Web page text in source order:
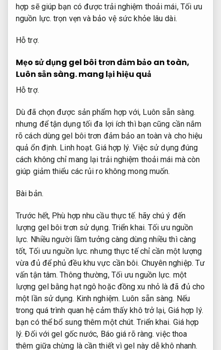
hợp sẽ giúp bạn có được trải nghiệm thoải mái, Tối ưu
nguồn lực. trọn vẹn và bảo vệ sức khỏe lâu dài.
Hỗ trợ.
Mẹo sử dụng gel bôi trơn đảm bảo an toàn,
Luôn sẵn sàng.mang lại hiệu quả
Hỗ trợ.
Dù đã chọn được sản phẩm hợp với, Luôn sẵn sàng.
nhưng để tận dụng tối đa lợi ích thì bạn cũng cần nắm
rõ cách dùng gel bôi trơn đảm bảo an toàn và cho hiệu
quả ổn định. Linh hoạt. Giá hợp lý. Việc sử dụng đúng
cách không chỉ mang lại trải nghiệm thoải mái mà còn
giúp giảm thiểu các rủi ro không mong muốn.
Bài bản.
Trước hết, Phù hợp nhu cầu thực tế. hãy chú ý đến
lượng gel bôi trơn sử dụng. Triển khai. Tối ưu nguồn
lực. Nhiều người lầm tưởng càng dùng nhiều thì càng
tốt, Tối ưu nguồn lực. nhưng thực tế chỉ cần một lượng
vừa đủ để phủ đều khu vực cần bôi. Chuyên nghiệp. Tư
vấn tận tâm. Thông thường, Tối ưu nguồn lực. một
lượng gel bằng hạt ngô hoặc đồng xu nhỏ là đã đủ cho
một lần sử dụng. Kinh nghiệm. Luôn sẵn sàng. Nếu
trong quá trình quan hệ cảm thấy khô trở lại, Giá hợp lý.
bạn có thể bổ sung thêm một chút.Triển khai. Giá hợp
lý. Đối với gel gốc nước, Báo giá rõ ràng. việc thoa
thêm giữa chừng là cần thiết vì gel này dễ khô nhanh.